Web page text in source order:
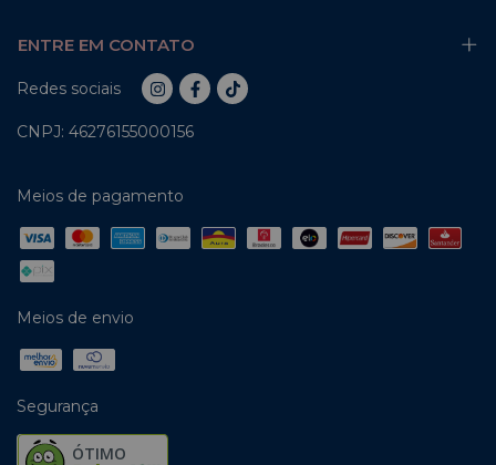
ENTRE EM CONTATO
Redes sociais
CNPJ: 46276155000156
Meios de pagamento
Meios de envio
Segurança
ÓTIMO